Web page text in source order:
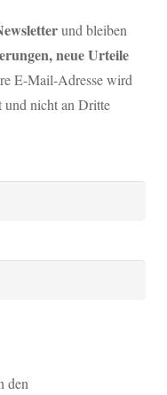
und bleiben
neue Urteile
E-Mail-Adresse wird
und nicht an Dritte
den